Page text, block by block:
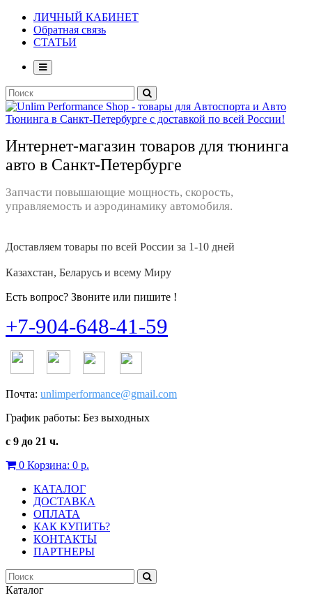
ЛИЧНЫЙ КАБИНЕТ
Обратная связь
СТАТЬИ
Интернет-магазин товаров для тюнинга
авто в Санкт-Петербурге
Запчасти повышающие мощность, скорость,
управляемость и аэродинамику автомобиля.
Доставляем товары по всей России за 1-10 дней
Казахстан, Беларусь и всему Миру
Есть вопрос? Звоните или пишите !
+7-904-648-41-59
Почта: unlimperformance@gmail.com
График работы: Без выходных
с 9 до 21 ч.
0 Корзина: 0 р.
КАТАЛОГ
ДОСТАВКА
ОПЛАТА
КАК КУПИТЬ?
КОНТАКТЫ
ПАРТНЕРЫ
Каталог